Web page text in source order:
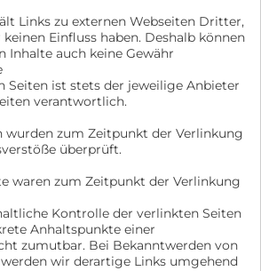
Links zu externen Webseiten Dritter,
Einfluss haben. Deshalb können
Inhalte auch keine Gewähr
Seiten ist stets der jeweilige Anbieter
verantwortlich.
wurden zum Zeitpunkt der Verlinkung
überprüft.
waren zum Zeitpunkt der Verlinkung
Kontrolle der verlinkten Seiten
Anhaltspunkte einer
zumutbar. Bei Bekanntwerden von
wir derartige Links umgehend